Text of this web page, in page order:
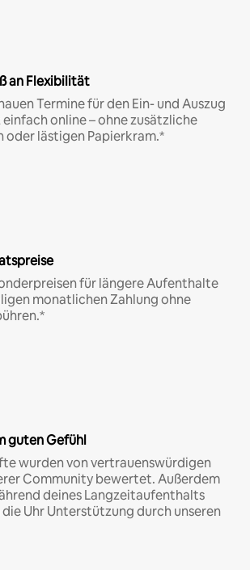
an Flexibilität
Termine für den Ein- und Auszug
online – ohne zusätzliche
lästigen Papierkram.*
für längere Aufenthalte
monatlichen Zahlung ohne
guten Gefühl
wurden von vertrauenswürdigen
Community bewertet. Außerdem
deines Langzeitaufenthalts
Uhr Unterstützung durch unseren